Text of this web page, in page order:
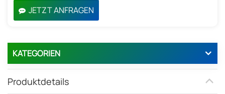
JETZT ANFRAGEN
KATEGORIEN
Produktdetails